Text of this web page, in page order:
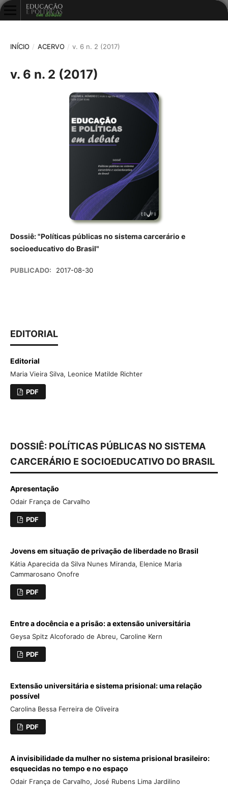
INÍCIO / ACERVO / v. 6 n. 2 (2017)
v. 6 n. 2 (2017)
Dossiê: "Políticas públicas no sistema carcerário e
socioeducativo do Brasil"
PUBLICADO: 2017-08-30
EDITORIAL
Editorial
Maria Vieira Silva, Leonice Matilde Richter
PDF
DOSSIÊ: POLÍTICAS PÚBLICAS NO SISTEMA
CARCERÁRIO E SOCIOEDUCATIVO DO BRASIL
Apresentação
Odair França de Carvalho
PDF
Jovens em situação de privação de liberdade no Brasil
Kátia Aparecida da Silva Nunes Miranda, Elenice Maria
Cammarosano Onofre
PDF
Entre a docência e a prisão: a extensão universitária
Geysa Spitz Alcoforado de Abreu, Caroline Kern
PDF
Extensão universitária e sistema prisional: uma relação
possível
Carolina Bessa Ferreira de Oliveira
PDF
A invisibilidade da mulher no sistema prisional brasileiro:
esquecidas no tempo e no espaço
Odair França de Carvalho, José Rubens Lima Jardilino